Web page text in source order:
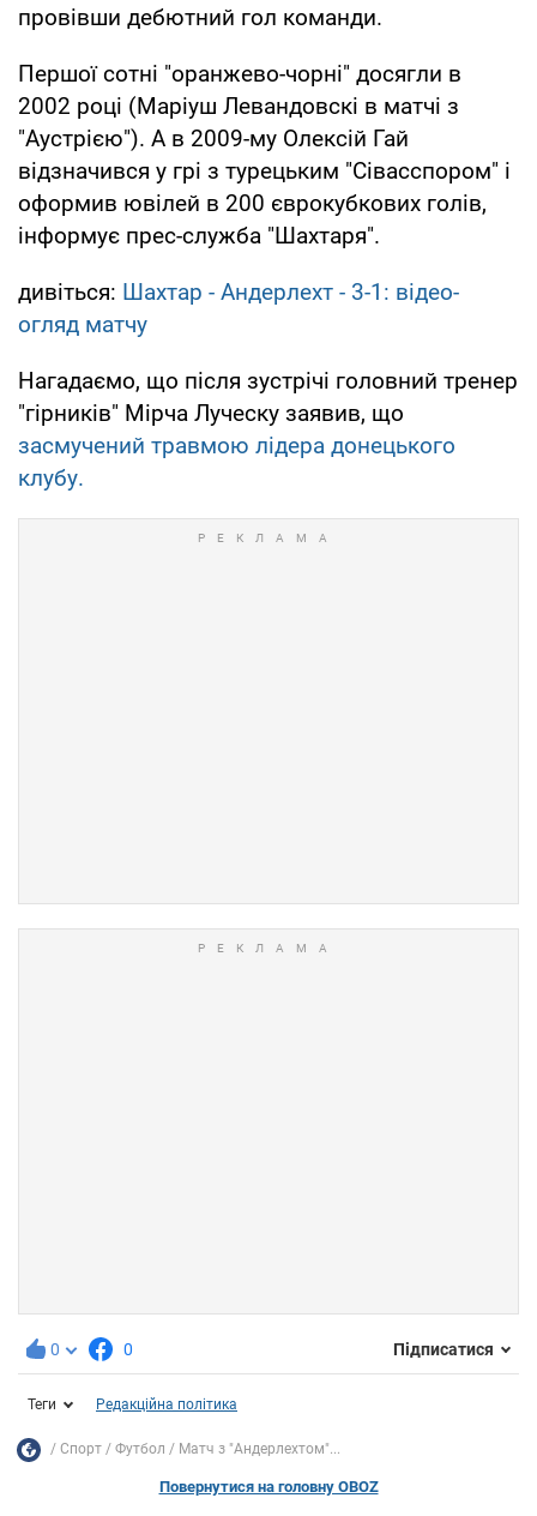
провівши дебютний гол команди.
Першої сотні "оранжево-чорні" досягли в
2002 році (Маріуш Левандовскі в матчі з
"Аустрією"). А в 2009-му Олексій Гай
відзначився у грі з турецьким "Сівасспором" і
оформив ювілей в 200 єврокубкових голів,
інформує прес-служба "Шахтаря".
дивіться: Шахтар - Андерлехт - 3-1: відео-
огляд матчу
Нагадаємо, що після зустрічі головний тренер
"гірників" Мірча Луческу заявив, що
засмучений травмою лідера донецького
клубу.
0 0 Підписатися
Теги Редакційна політика
Спорт Футбол Матч з "Андерлехтом"...
Повернутися на головну OBOZ